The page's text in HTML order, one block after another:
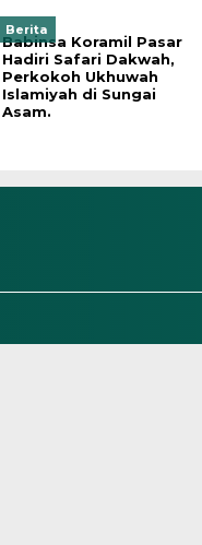
Berita
Babinsa Koramil Pasar
Hadiri Safari Dakwah,
Perkokoh Ukhuwah
Islamiyah di Sungai
Asam.